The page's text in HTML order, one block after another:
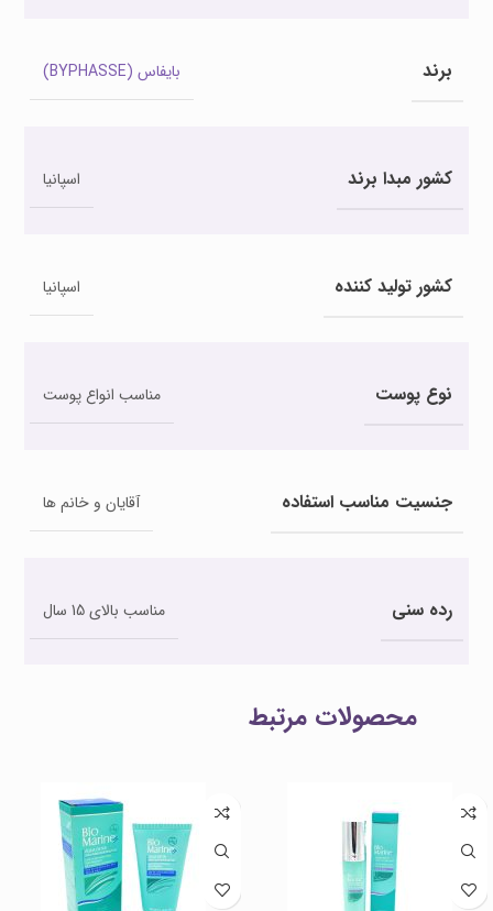
برند بایفاس (BYPHASSE)
کشور مبدا برند اسپانیا
کشور تولید کننده اسپانیا
نوع پوست مناسب انواع پوست
جنسیت مناسب استفاده آقایان و خانم ها
رده سنی مناسب بالای 15 سال
محصولات مرتبط